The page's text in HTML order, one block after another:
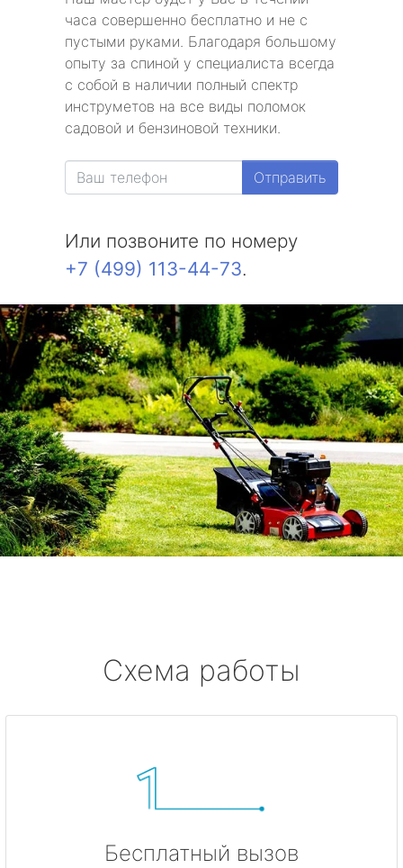
часа совершенно бесплатно и не с
пустыми руками. Благодаря большому
опыту за спиной у специалиста всегда
с собой в наличии полный спектр
инструметов на все виды поломок
садовой и бензиновой техники.
Отправить
Или позвоните по номеру
+7 (499) 113-44-73.
Схема работы
Бесплатный вызов